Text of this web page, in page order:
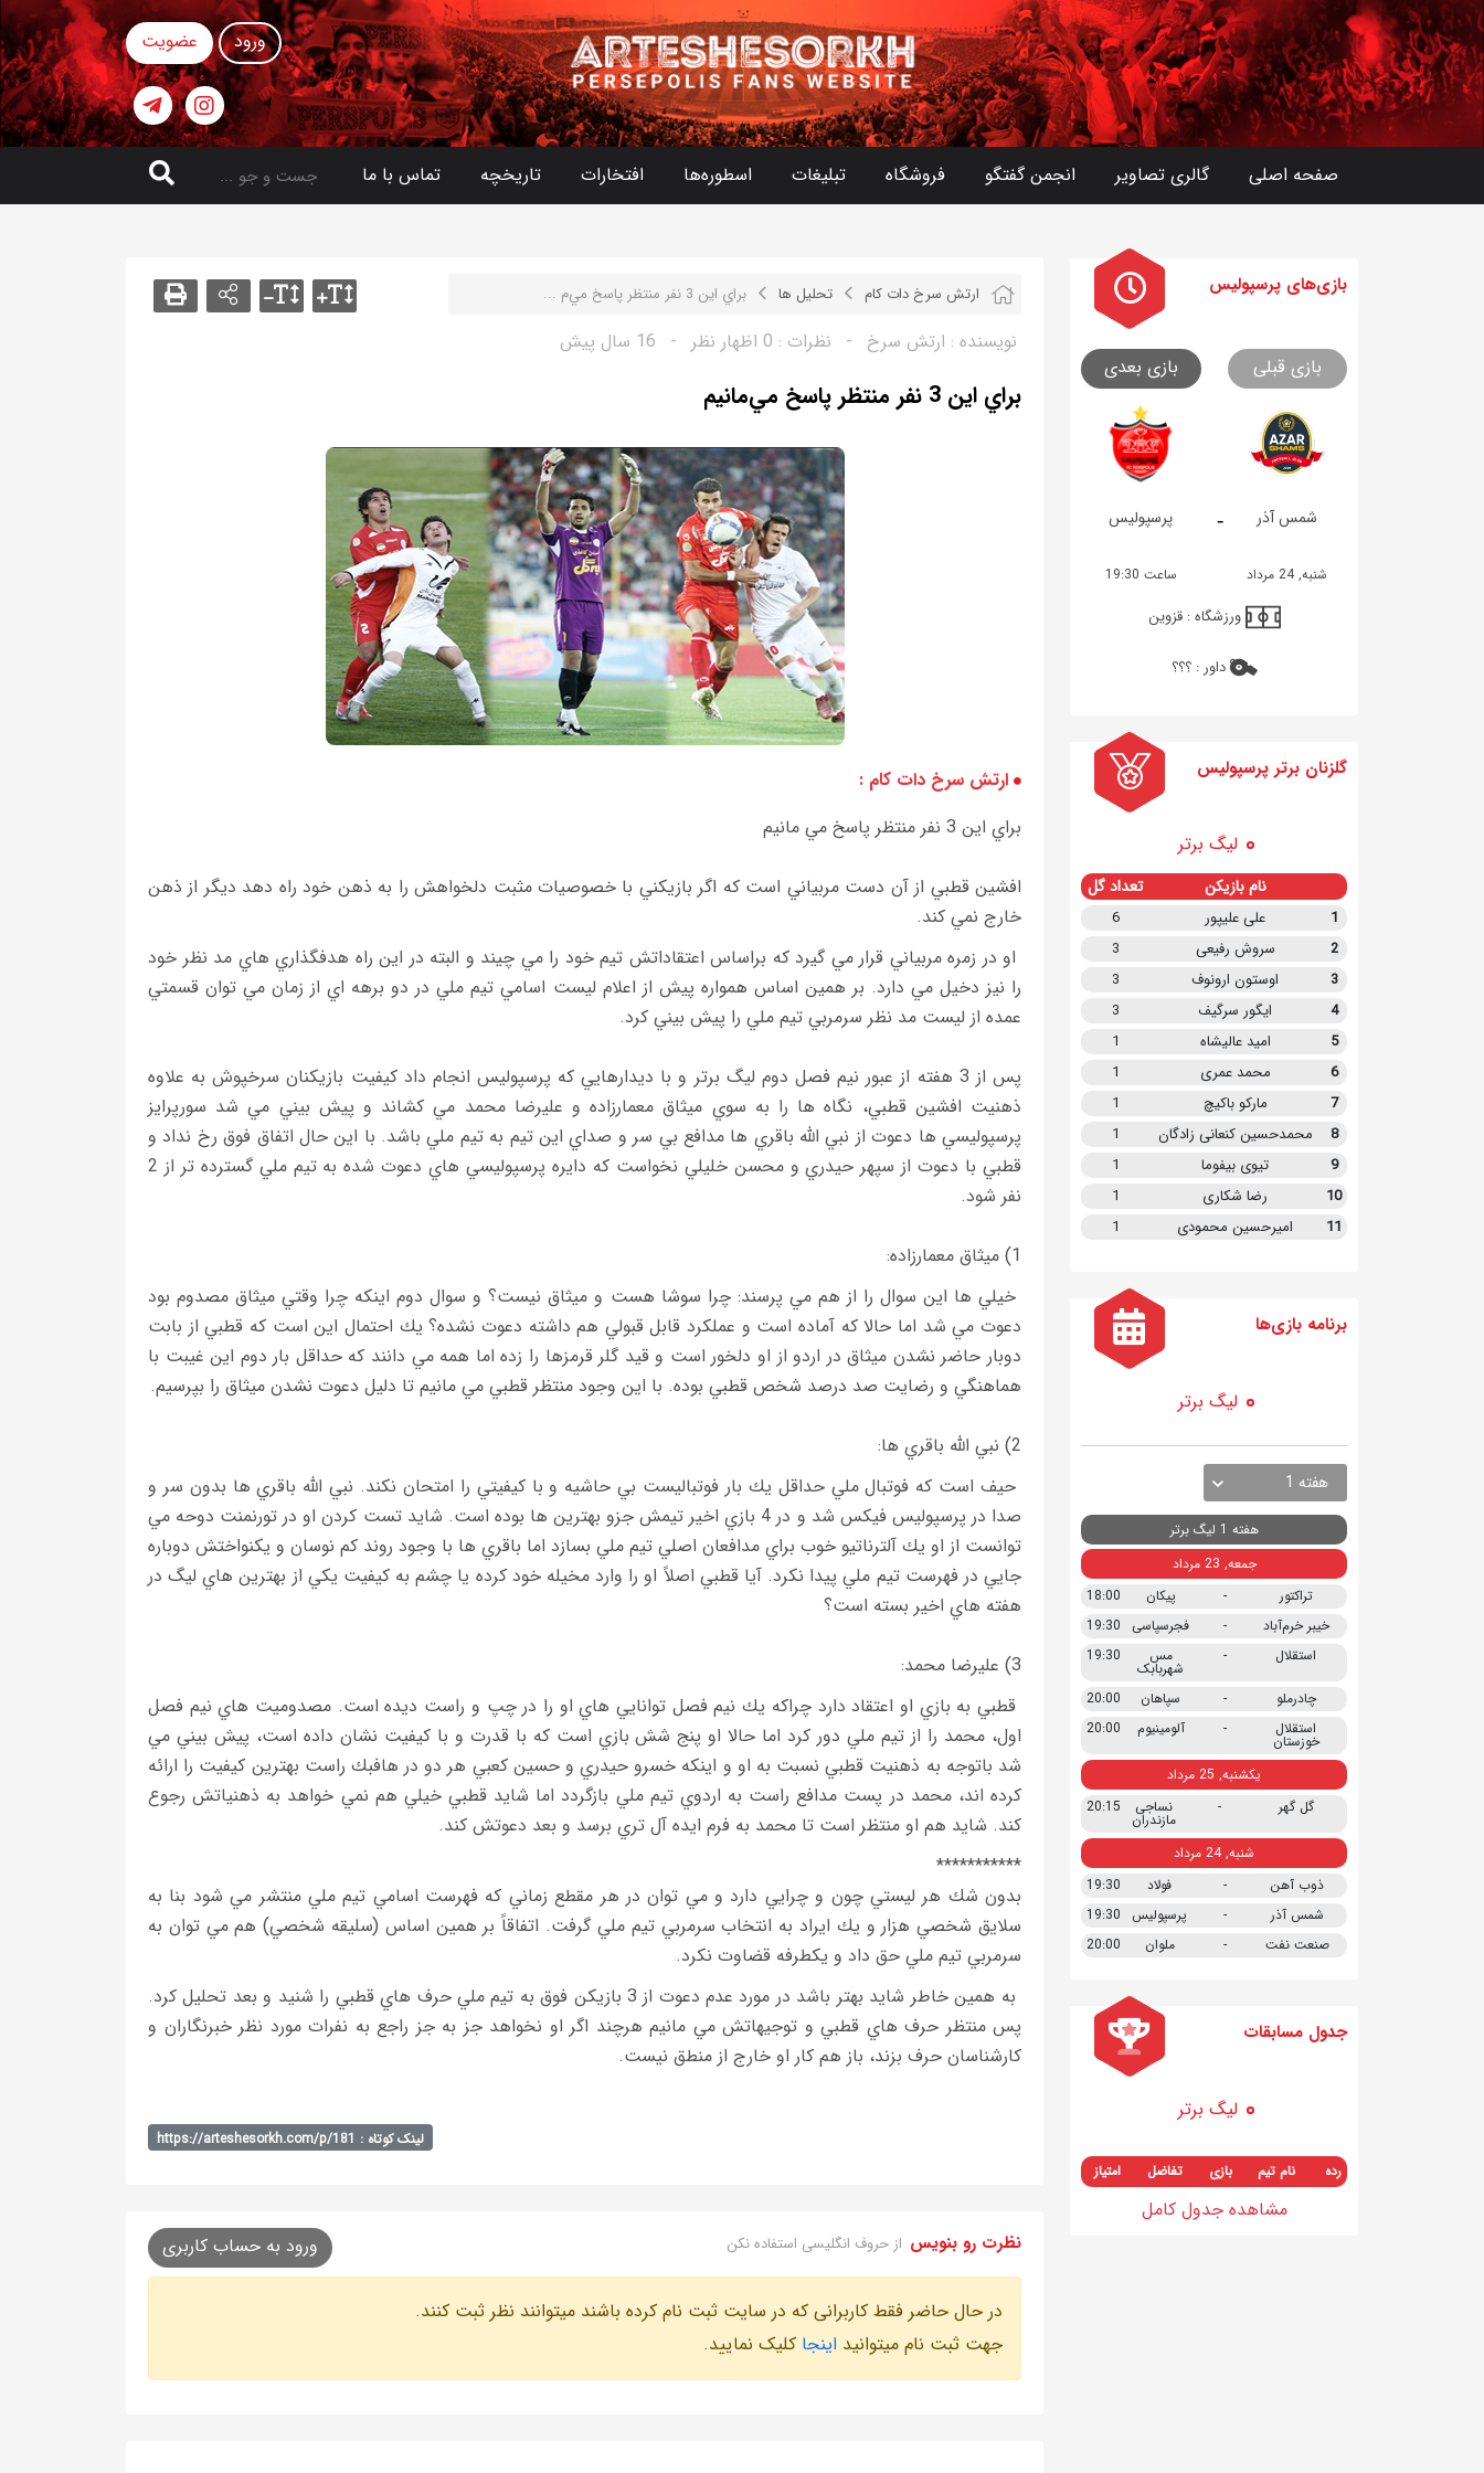
ورود عضویت
صفحه اصلی گالری تصاویر انجمن گفتگو فروشگاه تبلیغات اسطوره‌ها افتخارات تاریخچه تماس با ما
ارتش سرخ دات کام تحلیل ها براي اين 3 نفر منتظر پاسخ مي‌م ...
نویسنده : ارتش سرخ - نظرات : 0 اظهار نظر - 16 سال پیش
براي اين 3 نفر منتظر پاسخ مي‌مانيم
ارتش سرخ دات کام :
براي اين 3 نفر منتظر پاسخ مي مانيم
افشين قطبي از آن دست مربياني است كه اگر بازيكني با خصوصيات مثبت دلخواهش را به ذهن خود راه دهد ديگر از ذهن
خارج نمي كند.
او در زمره مربياني قرار مي گيرد كه براساس اعتقاداتش تيم خود را مي چيند و البته در اين راه هدفگذاري هاي مد نظر خود
را نيز دخيل مي دارد. بر همين اساس همواره پيش از اعلام ليست اسامي تيم ملي در دو برهه اي از زمان مي توان قسمتي
عمده از ليست مد نظر سرمربي تيم ملي را پيش بيني كرد.
پس از 3 هفته از عبور نيم فصل دوم ليگ برتر و با ديدارهايي كه پرسپوليس انجام داد كيفيت بازيكنان سرخپوش به علاوه
ذهنيت افشين قطبي، نگاه ها را به سوي ميثاق معمارزاده و عليرضا محمد مي كشاند و پيش بيني مي شد سورپرايز
پرسپوليسي ها دعوت از نبي الله باقري ها مدافع بي سر و صداي اين تيم به تيم ملي باشد. با اين حال اتفاق فوق رخ نداد و
قطبي با دعوت از سپهر حيدري و محسن خليلي نخواست كه دايره پرسپوليسي هاي دعوت شده به تيم ملي گسترده تر از 2
نفر شود.
1) ميثاق معمارزاده:
خيلي ها اين سوال را از هم مي پرسند: چرا سوشا هست و ميثاق نيست؟ و سوال دوم اينكه چرا وقتي ميثاق مصدوم بود
دعوت مي شد اما حالا كه آماده است و عملكرد قابل قبولي هم داشته دعوت نشده؟ يك احتمال اين است كه قطبي از بابت
دوبار حاضر نشدن ميثاق در اردو از او دلخور است و قيد گلر قرمزها را زده اما همه مي دانند كه حداقل بار دوم اين غيبت با
هماهنگي و رضايت صد درصد شخص قطبي بوده. با اين وجود منتظر قطبي مي مانيم تا دليل دعوت نشدن ميثاق را بپرسيم.
2) نبي الله باقري ها:
حيف است كه فوتبال ملي حداقل يك بار فوتباليست بي حاشيه و با كيفيتي را امتحان نكند. نبي الله باقري ها بدون سر و
صدا در پرسپوليس فيكس شد و در 4 بازي اخير تيمش جزو بهترين ها بوده است. شايد تست كردن او در تورنمنت دوحه مي
توانست از او يك آلترناتيو خوب براي مدافعان اصلي تيم ملي بسازد اما باقري ها با وجود روند كم نوسان و يكنواختش دوباره
جايي در فهرست تيم ملي پيدا نكرد. آيا قطبي اصلاً او را وارد مخيله خود كرده يا چشم به كيفيت يكي از بهترين هاي ليگ در
هفته هاي اخير بسته است؟
3) عليرضا محمد:
قطبي به بازي او اعتقاد دارد چراكه يك نيم فصل توانايي هاي او را در چپ و راست ديده است. مصدوميت هاي نيم فصل
اول، محمد را از تيم ملي دور كرد اما حالا او پنج شش بازي است كه با قدرت و با كيفيت نشان داده است، پيش بيني مي
شد باتوجه به ذهنيت قطبي نسبت به او و اينكه خسرو حيدري و حسين كعبي هر دو در هافبك راست بهترين كيفيت را ارائه
كرده اند، محمد در پست مدافع راست به اردوي تيم ملي بازگردد اما شايد قطبي خيلي هم نمي خواهد به ذهنياتش رجوع
كند. شايد هم او منتظر است تا محمد به فرم ايده آل تري برسد و بعد دعوتش كند.
***********
بدون شك هر ليستي چون و چرايي دارد و مي توان در هر مقطع زماني كه فهرست اسامي تيم ملي منتشر مي شود بنا به
سلايق شخصي هزار و يك ايراد به انتخاب سرمربي تيم ملي گرفت. اتفاقاً بر همين اساس (سليقه شخصي) هم مي توان به
سرمربي تيم ملي حق داد و يكطرفه قضاوت نكرد.
به همين خاطر شايد بهتر باشد در مورد عدم دعوت از 3 بازيكن فوق به تيم ملي حرف هاي قطبي را شنيد و بعد تحليل كرد.
پس منتظر حرف هاي قطبي و توجيهاتش مي مانيم هرچند اگر او نخواهد جز به جز راجع به نفرات مورد نظر خبرنگاران و
كارشناسان حرف بزند، باز هم كار او خارج از منطق نيست.
لینک کوتاه : https://arteshesorkh.com/p/181
نظرت رو بنویس از حروف انگلیسی استفاده نکن ورود به حساب کاربری
در حال حاضر فقط کاربرانی که در سایت ثبت نام کرده باشند میتوانند نظر ثبت کنند.
جهت ثبت نام میتوانید اینجا کلیک نمایید.
بازی های پرسپولیس
بازی قبلی بازی بعدی
- شمس آذر پرسپولیس
شنبه, 24 مرداد ساعت 19:30
ورزشگاه :قزوین
داور :؟؟؟
گلزنان برتر پرسپولیس
لیگ برتر
نام بازیکن تعداد گل
1 علی علیپور
6
2
سروش رفیعی
3
3
اوستون ارونوف
3
4
ایگور سرگیف
3
5
امید عالیشاه
1
6
محمد عمری
1
7
مارکو باکیچ
1
8
محمدحسین کنعانی زادگان
1
9
تیوی بیفوما
1
10
رضا شکاری
1
11
امیرحسین محمودی 1
برنامه بازی ها
لیگ برتر
هفته 1
هفته 1 لیگ برتر
جمعه, 23 مرداد
تراکتور
- پیکان
18:00
خیبر خرم‌آباد
- فجرسپاسی
19:30
استقلال
- مس
شهربابک
19:30
چادرملو - سپاهان
20:00
استقلال
خوزستان
- آلومینیوم 20:00
یکشنبه, 25 مرداد
گل گهر
- نساجی
مازندران
20:15
شنبه, 24 مرداد
ذوب آهن
- فولاد
19:30
شمس آذر
- پرسپولیس
19:30
صنعت نفت
- ملوان 20:00
جدول مسابقات
لیگ برتر
رده نام تیم بازی تفاضل امتیاز
مشاهده جدول کامل